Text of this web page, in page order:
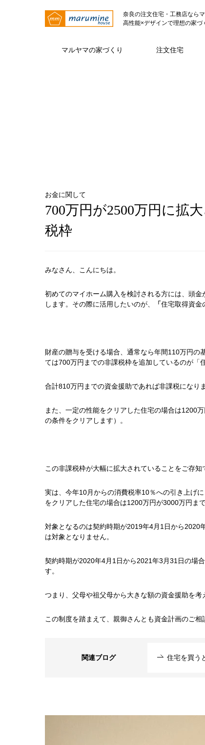
奈良の注文住宅・工務店なら
高性能×デザインで理想の家づ
マルヤマの家づくり 注文住宅
お金に関して
700万円が2500万円に拡
税枠
みなさん、こんにちは。
初めてのマイホーム購入を検討される方には、頭
します。その際に活用したいのが、
「住宅取得資金
財産の贈与を受ける場合、通常なら年間110万円の
ては700万円までの非課税枠を追加しているのが「
合計810万円までの資金援助であれば非課税になりま
また、一定の性能をクリアした住宅の場合は1200
の条件をクリアします）。
この非課税枠が大幅に拡大されていることをご存知
実は、今年10月からの消費税率10％への引き上げ
をクリアした住宅の場合は1200万円が3000万円ま
対象となるのは契約時期が2019年4月1日から2020
は対象となりません。
契約時期が2020年4月1日から2021年3月31日の場
す。
つまり、父母や祖父母から大きな額の資金援助を
この制度を踏まえて、親御さんとも資金計画のご相
関連ブログ 住宅を買う